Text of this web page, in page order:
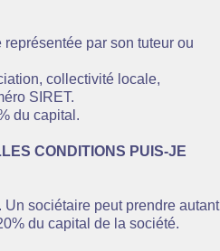
par son tuteur ou
collectivité locale,
SIRET.
du capital.
CONDITIONS PUIS-JE
sociétaire peut prendre autant
du capital de la société.